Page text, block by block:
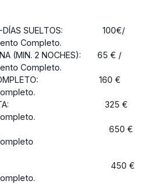
DÍAS SUELTOS: 100€/
Completo.
(MIN. 2 NOCHES): 65 € /
Completo.
COMPLETO: 160 €
325 €
650 €
450 €